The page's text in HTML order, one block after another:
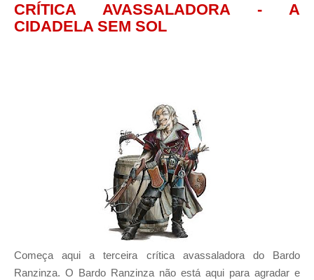
CRÍTICA AVASSALADORA - A
CIDADELA SEM SOL
Começa aqui a terceira crítica avassaladora do Bardo
Ranzinza. O Bardo Ranzinza não está aqui para agradar e